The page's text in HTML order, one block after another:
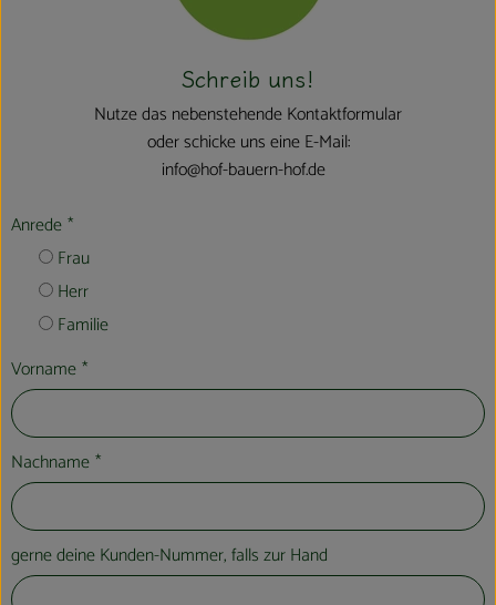
Schreib uns!
Nutze das nebenstehende Kontaktformular
oder schicke uns eine E-Mail:
info@hof-bauern-hof.de
Anrede*
Frau
Herr
Familie
Vorname*
Nachname*
gerne deine Kunden-Nummer, falls zur Hand